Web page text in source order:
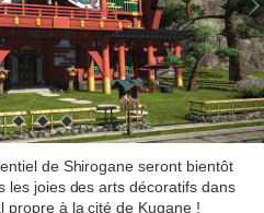
de Shirogane seront bientôt
les joies des arts décoratifs dans
propre à la cité de Kugane !